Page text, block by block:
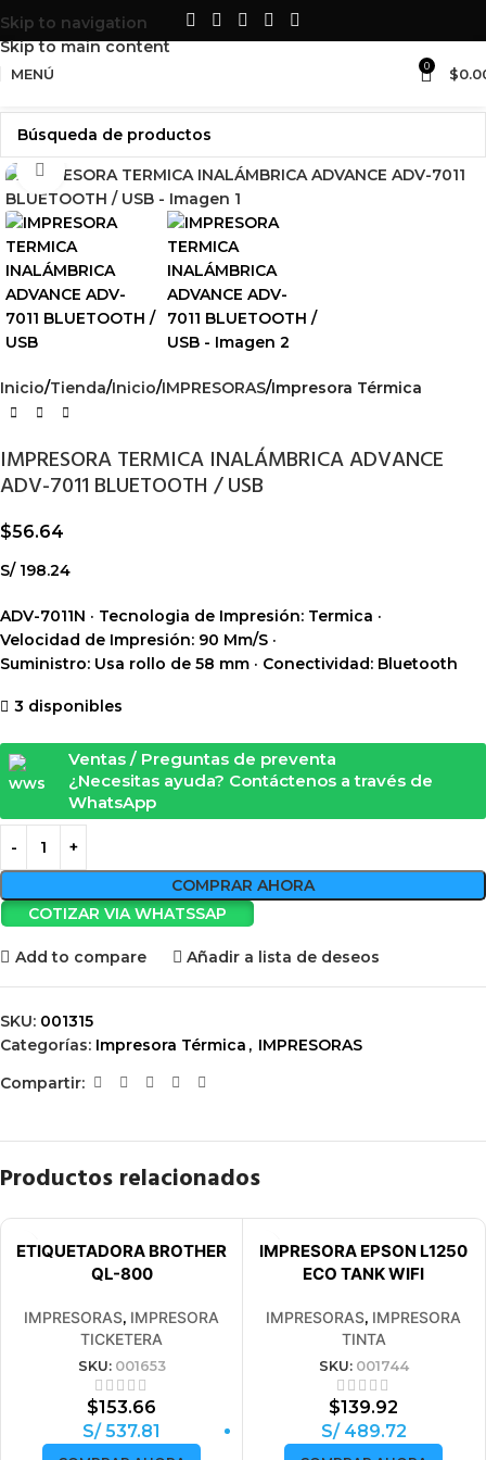
Skip to navigation
Skip to main content
MENÚ 0 $
Haga Click para agrandar
Inicio Tienda Inicio IMPRESORAS Impresora Térmica
IMPRESORA TERMICA INALÁMBRICA ADVANCE
ADV-7011 BLUETOOTH / USB
$56.64
S/ 198.24
ADV-7011N · Tecnologia de Impresión: Termica ·
Velocidad de Impresión: 90 Mm/S ·
Suministro: Usa rollo de 58 mm · Conectividad: Bluetooth
3 disponibles
Ventas / Preguntas de preventa
¿Necesitas ayuda? Contáctenos a través de
WhatsApp
COMPRAR AHORA
COTIZAR VIA WHATSSAP
Add to compare Añadir a lista de deseos
SKU: 001315
Categorías: Impresora Térmica , IMPRESORAS
Compartir:
Productos relacionados
ETIQUETADORA BROTHER
QL-800
IMPRESORAS, IMPRESORA
TICKETERA
SKU: 001653
$153.66
S/ 537.81
VENDIDO
IMPRESORA EPSON L1250
ECO TANK WIFI
IMPRESORAS, IMPRESORA
TINTA
SKU: 001744
$139.92
S/ 489.72
ACCESORIOSPARA TU SET UP